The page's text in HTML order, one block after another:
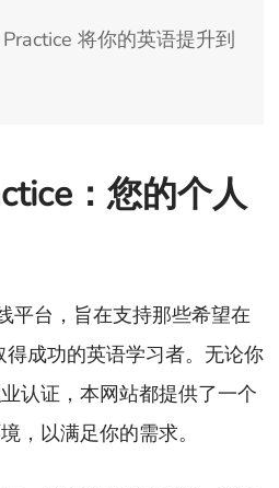
将你的英语提升到
：您的个人
平台，旨在支持那些希望在
成功的英语学习者。无论你
认证，本网站都提供了一个
，以满足你的需求。